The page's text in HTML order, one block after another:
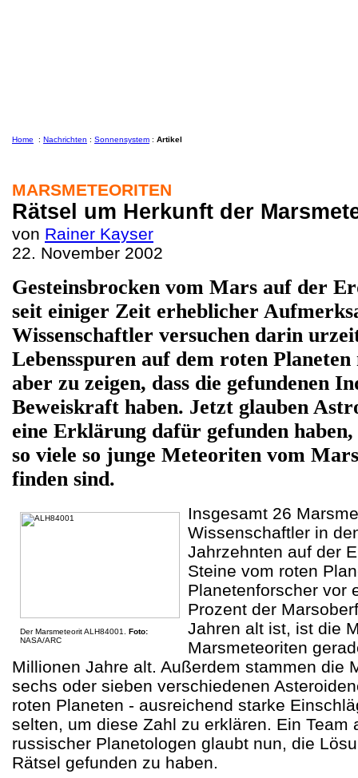
Home : Nachrichten : Sonnensystem : Artikel
MARSMETEORITEN
Rätsel um Herkunft der
von Rainer Kayser
22. November 2002
Gesteinsbrocken vom Mars auf der
seit einiger Zeit erheblicher
Wissenschaftler versuchen darin
Lebensspuren auf dem roten Planeten
aber zu zeigen, dass die gefundenen
Beweiskraft haben. Jetzt glauben
eine Erklärung dafür gefunden
so viele so junge Meteoriten vom
finden sind.
Der Marsmeteorit ALH84001. Foto:
NASA/ARC
Insgesamt 26
Wissenschaftler in
Jahrzehnten auf der
Steine vom roten
Planetenforscher vor
Prozent der
Jahren alt ist, ist die
Marsmeteoriten
Millionen Jahre alt. Außerdem stammen die
sechs oder sieben verschiedenen
roten Planeten - ausreichend starke
selten, um diese Zahl zu erklären. Ein Team
russischer Planetologen glaubt nun, die
Rätsel gefunden zu haben.